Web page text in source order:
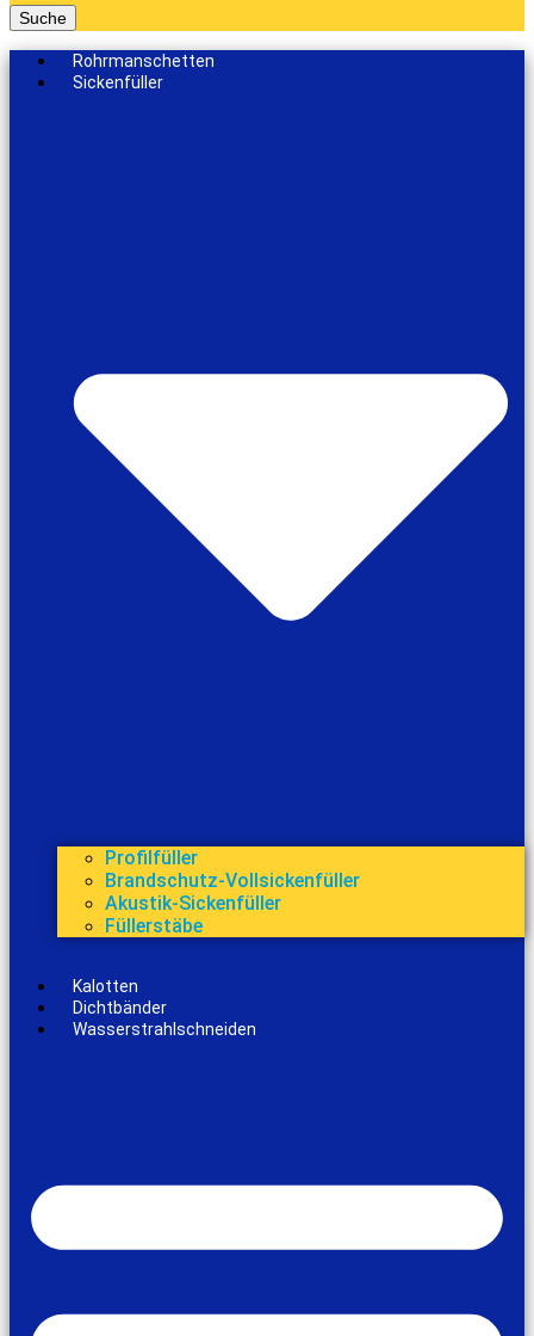
Suche
Rohrmanschetten
Sickenfüller
Profilfüller
Brandschutz-Vollsickenfüller
Akustik-Sickenfüller
Füllerstäbe
Kalotten
Dichtbänder
Wasserstrahlschneiden